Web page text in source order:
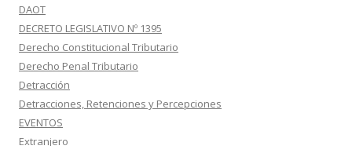
DAOT
DECRETO LEGISLATIVO Nº 1395
Derecho Constitucional Tributario
Derecho Penal Tributario
Detracción
Detracciones, Retenciones y Percepciones
EVENTOS
Extranjero